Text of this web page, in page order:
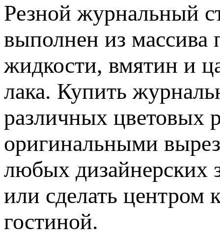
Резной журнальный
выполнен из массива
жидкости, вмятин и
лака. Купить
различных цветовых
оригинальными
любых дизайнерских
или сделать центром
гостиной.